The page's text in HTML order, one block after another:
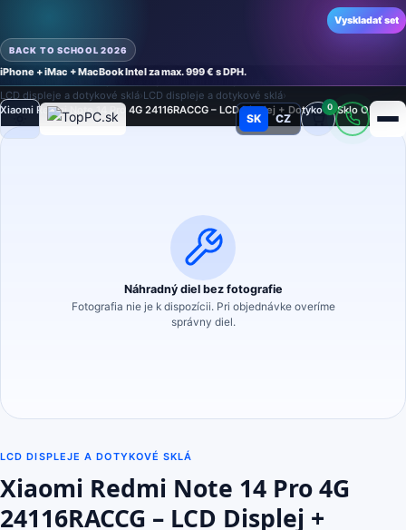
BACK TO SCHOOL 2026
iPhone + iMac + MacBook Intel za max. 999 € s DPH.
Vyskladať set
Režim SK CZ
0
LCD displeje a dotykové sklá›LCD displeje a dotykové sklá›
Xiaomi Redmi Note 14 Pro 4G 24116RACCG – LCD Displej + Dotykové Sklo OLED
Náhradný diel bez fotografie
Fotografia nie je k dispozícii. Pri objednávke overíme
správny diel.
LCD DISPLEJE A DOTYKOVÉ SKLÁ
Xiaomi Redmi Note 14 Pro 4G
24116RACCG – LCD Displej +